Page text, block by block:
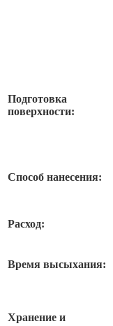
Подготовка
поверхности:
Способ нанесения:
Расход:
Время высыхания:
Хранение и